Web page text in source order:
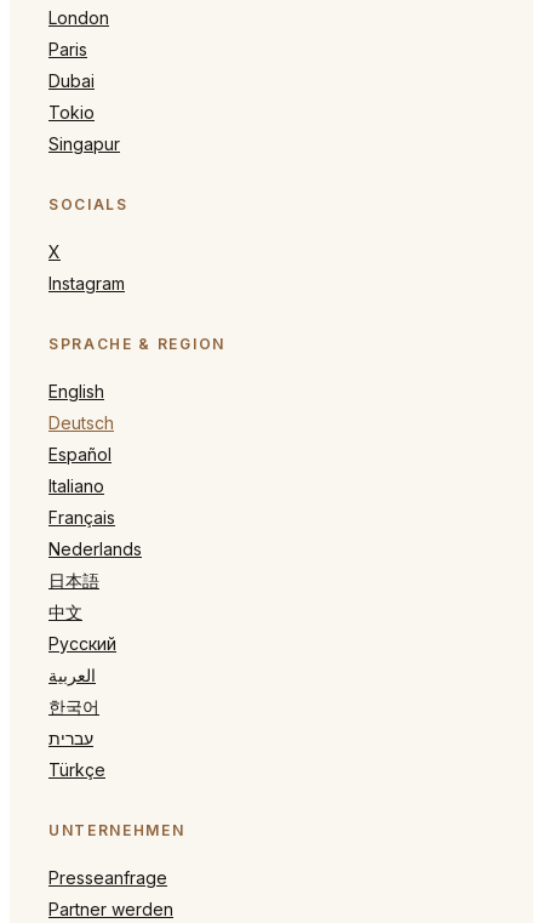
London
Paris
Dubai
Tokio
Singapur
SOCIALS
X
Instagram
SPRACHE & REGION
English
Deutsch
Español
Italiano
Français
Nederlands
日本語
中文
Русский
العربية
한국어
עברית
Türkçe
UNTERNEHMEN
Presseanfrage
Partner werden